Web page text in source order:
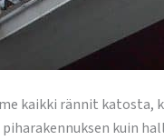
kaikki rännit katosta,
kuin